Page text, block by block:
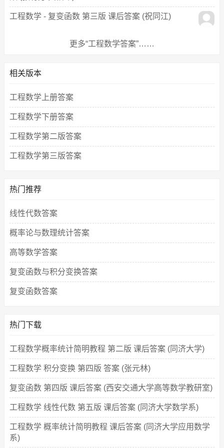
工程数学 - 复变函数 第三版 课后答案 (祝同江)
更多“工程数学答案”……
相关版本
工程数学上册答案
工程数学下册答案
工程数学第二版答案
工程数学第三版答案
热门推荐
线性代数答案
概率论与数理统计答案
高等数学答案
复变函数与积分变换答案
复变函数答案
热门下载
工程数学概率统计简明教程 第二版 课后答案 (同济大学)
工程数学 积分变换 第四版 答案 (张元林)
复变函数 第四版 课后答案 (西安交通大学高等数学教研室)
工程数学 线性代数 第五版 课后答案 (同济大学数学系)
工程数学 概率统计简明教程 课后答案 (同济大学应用数学
系)